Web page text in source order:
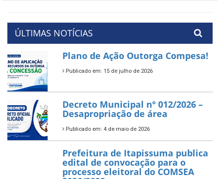
ÚLTIMAS NOTÍCIAS
Plano de Ação Outorga Compesa!
Publicado em: 15 de julho de 2026
Decreto Municipal nº 012/2026 –
Desapropriação de área
Publicado em: 4 de maio de 2026
Prefeitura de Itapissuma publica
edital de convocação para o
processo eleitoral do COMSEA